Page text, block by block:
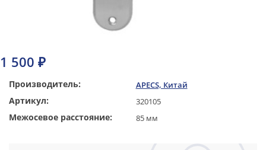
Производитель: APECS, Китай
Артикул: 320105
Межосевое расстояние: 85 мм
1 500 ₽